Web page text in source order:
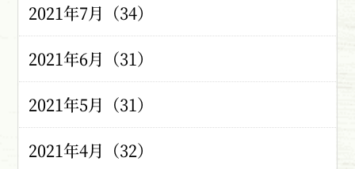
2021年7月（34）
2021年6月（31）
2021年5月（31）
2021年4月（32）